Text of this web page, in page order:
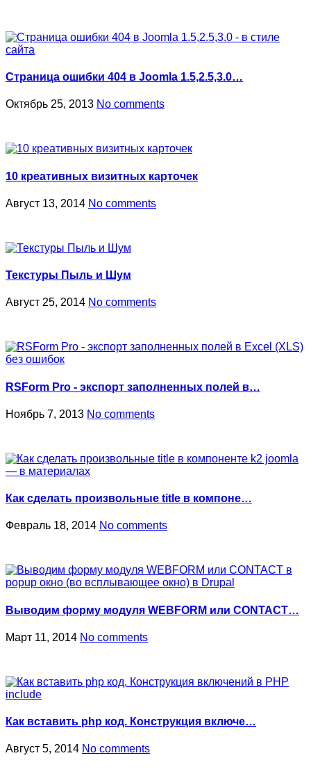
Страница ошибки 404 в Joomla 1.5,2.5,3.0…
Октябрь 25, 2013 No comments
10 креативных визитных карточек
Август 13, 2014 No comments
Текстуры Пыль и Шум
Август 25, 2014 No comments
RSForm Pro - экспорт заполненных полей в…
Ноябрь 7, 2013 No comments
Как сделать произвольные title в компоне…
Февраль 18, 2014 No comments
Выводим форму модуля WEBFORM или CONTACT…
Март 11, 2014 No comments
Как вставить php код. Конструкция включе…
Август 5, 2014 No comments